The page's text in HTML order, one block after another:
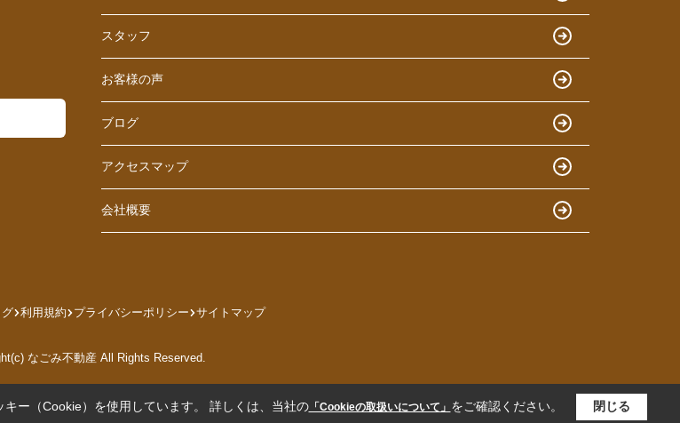
スタッフ
お客様の声
ブログ
アクセスマップ
会社概要
利用規約 プライバシーポリシー サイトマップ
なごみ不動産 All Rights Reserved.
ー（Cookie）を使用しています。 詳しくは、当社の「Cookieの取扱いについて」 をご確認ください。 閉じる